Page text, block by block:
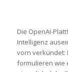
Die OpenAI-
Intelligenz
vorn verkündet:
formulieren wie